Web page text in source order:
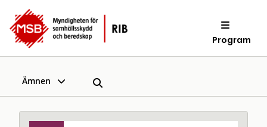
Program
Ämnen